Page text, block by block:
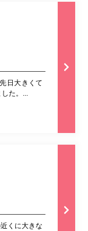
日大きくて
た。...
くに大きな